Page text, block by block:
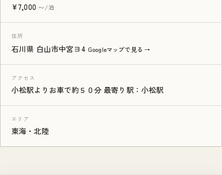
¥7,000 〜/泊
住所
石川県 白山市中宮ヨ4 Googleマップで見る →
アクセス
小松駅よりお車で約５０分 最寄り駅：小松駅
エリア
東海・北陸